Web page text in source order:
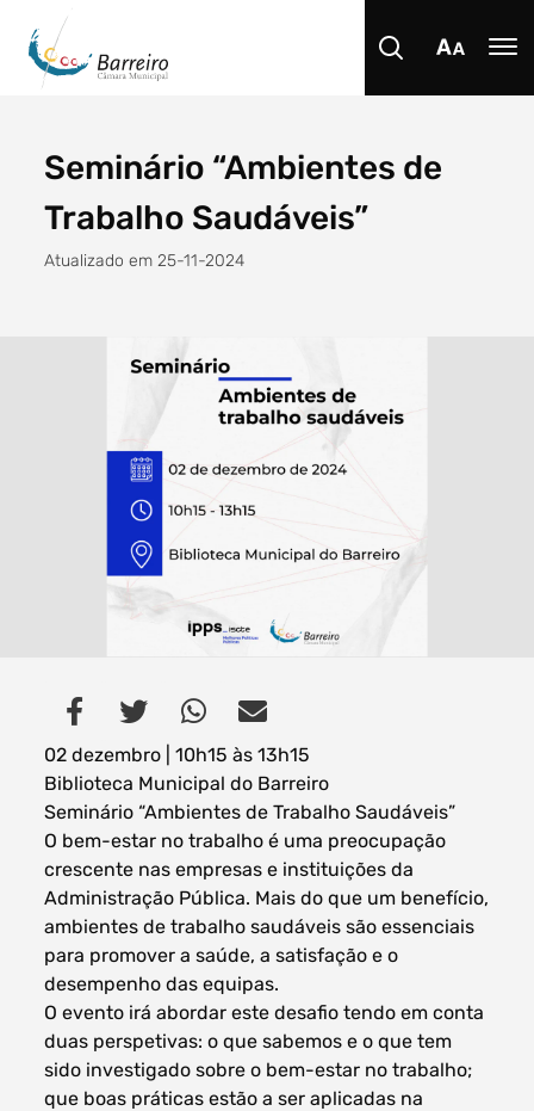
Procurar
Filtro dos anos
data
procurar
Seminário “Ambientes de
Trabalho Saudáveis”
Atualizado em 25-11-2024
02 dezembro | 10h15 às 13h15
Biblioteca Municipal do Barreiro
Seminário “Ambientes de Trabalho Saudáveis”
O bem-estar no trabalho é uma preocupação
crescente nas empresas e instituições da
Administração Pública. Mais do que um benefício,
ambientes de trabalho saudáveis são essenciais
para promover a saúde, a satisfação e o
desempenho das equipas.
O evento irá abordar este desafio tendo em conta
duas perspetivas: o que sabemos e o que tem
sido investigado sobre o bem-estar no trabalho;
que boas práticas estão a ser aplicadas na